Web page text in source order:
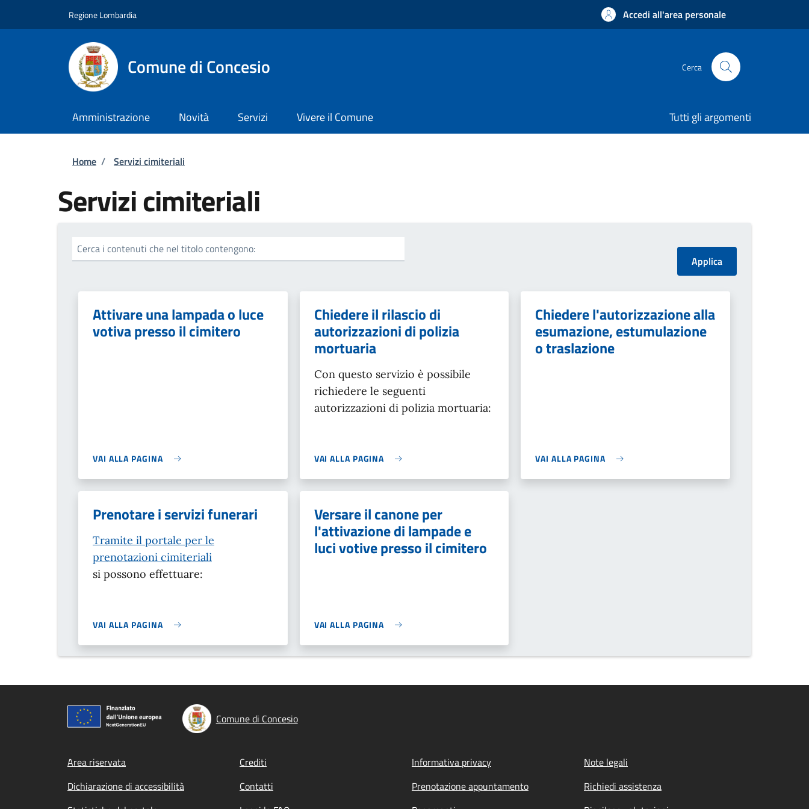
Regione Lombardia Accedi all'area personale
Comune di Concesio Cerca
Amministrazione Novità Servizi Vivere il Comune Tutti gli argomenti
Briciole di pane
Home / Servizi cimiteriali
Servizi cimiteriali
Cerca i contenuti che nel titolo contengono:
Attivare una lampada o luce
votiva presso il cimitero
VAI ALLA PAGINA
Chiedere il rilascio di
autorizzazioni di polizia
mortuaria
Con questo servizio è possibile
richiedere le seguenti
autorizzazioni di polizia mortuaria:
VAI ALLA PAGINA
Chiedere l'autorizzazione alla
esumazione, estumulazione
o traslazione
VAI ALLA PAGINA
Prenotare i servizi funerari
Tramite il portale per le
prenotazioni cimiteriali
si possono effettuare:
VAI ALLA PAGINA
Versare il canone per
l'attivazione di lampade e
luci votive presso il cimitero
VAI ALLA PAGINA
Comune di Concesio
Footer menu
Area riservata Crediti Informativa privacy
Note legali
Dichiarazione di accessibilità
Contatti Prenotazione appuntamento
Richiedi assistenza